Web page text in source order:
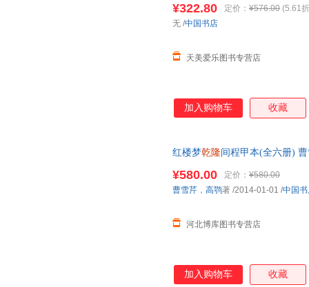
¥322.80 定价： ¥576.00 (5.61
天美爱乐图书专营店
无 /中国书店
加入购物车 收藏
红楼梦乾隆间程甲本(全六册)
¥580.00 定价： ¥580.00
河北博库图书专营店
曹雪芹 ， 高鹗著 /2014-01-01 /中国
加入购物车 收藏